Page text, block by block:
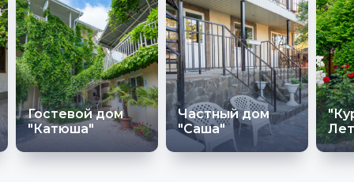
Гостевой дом
"Катюша"
Частный дом
"Саша"